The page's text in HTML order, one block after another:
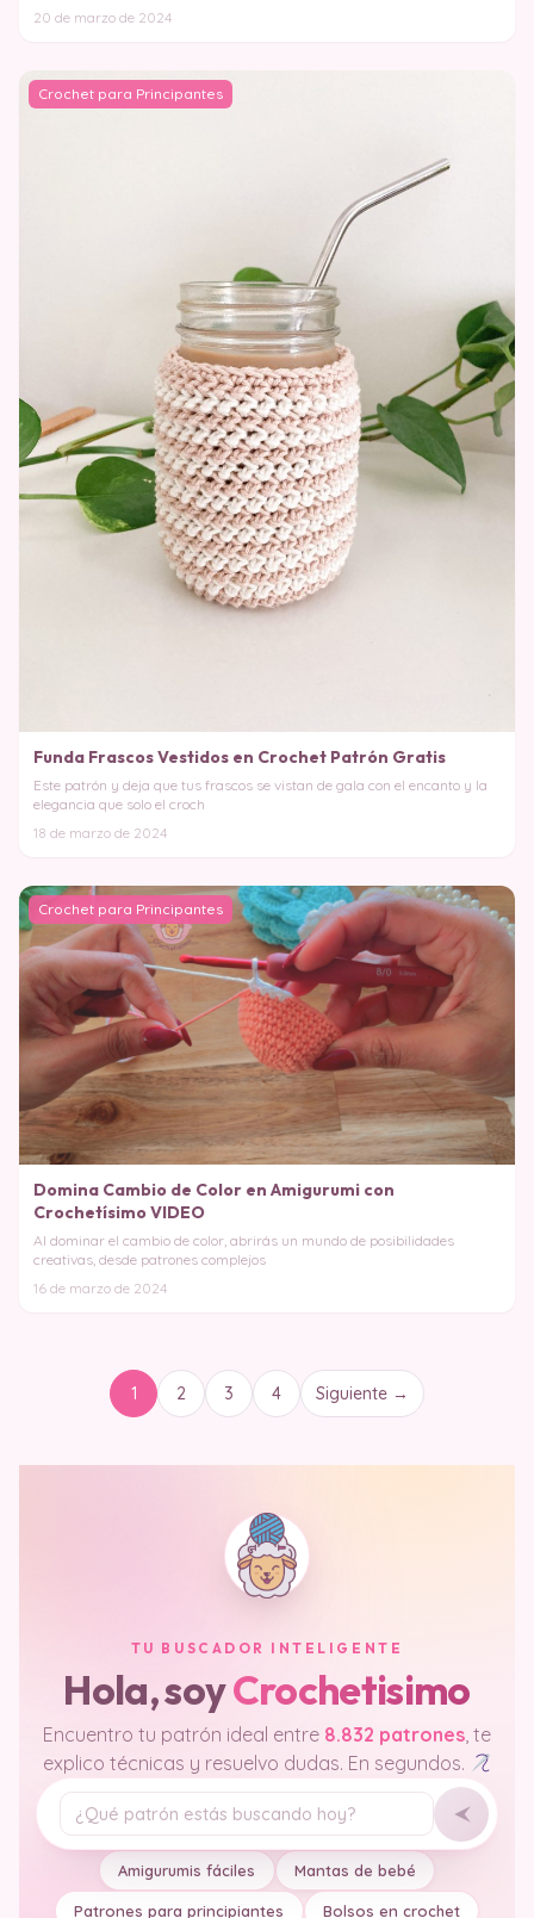
20 de marzo de 2024
Crochet para Principantes
Funda Frascos Vestidos en Crochet Patrón Gratis
Este patrón y deja que tus frascos se vistan de gala con el encanto y la
elegancia que solo el croch
18 de marzo de 2024
Crochet para Principantes
Domina Cambio de Color en Amigurumi con
Crochetísimo VIDEO
Al dominar el cambio de color, abrirás un mundo de posibilidades
creativas, desde patrones complejos
16 de marzo de 2024
1 2 3 4 Siguiente →
TU BUSCADOR INTELIGENTE
Hola, soyCrochetisimo
Encuentro tu patrón ideal entre 8.832 patrones, te
explico técnicas y resuelvo dudas. En segundos.
Tu pregunta
Amigurumis fáciles Mantas de bebé
Patrones para principiantes Bolsos en crochet